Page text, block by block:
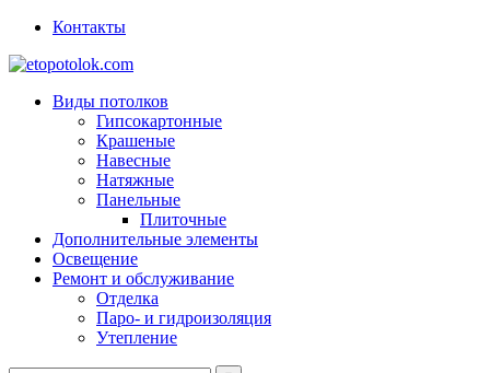
Контакты
Виды потолков
Гипсокартонные
Крашеные
Навесные
Натяжные
Панельные
Плиточные
Дополнительные элементы
Освещение
Ремонт и обслуживание
Отделка
Паро- и гидроизоляция
Утепление